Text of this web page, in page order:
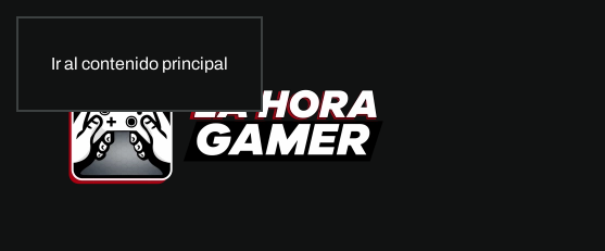
Ir al contenido principal